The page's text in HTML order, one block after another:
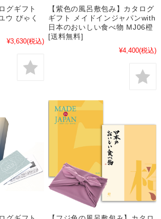
グギフト
ウ びゃく
¥3,630(税込)
【紫色の風呂敷包み】カタログ
ギフト メイドインジャパンwith
日本のおいしい食べ物 MJ06橙
[送料無料]
¥4,400(税込)